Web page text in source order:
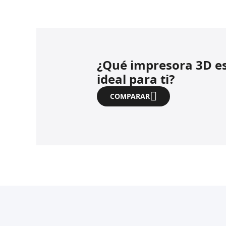
¿Qué impresora 3D
ideal para ti?
COMPARAR